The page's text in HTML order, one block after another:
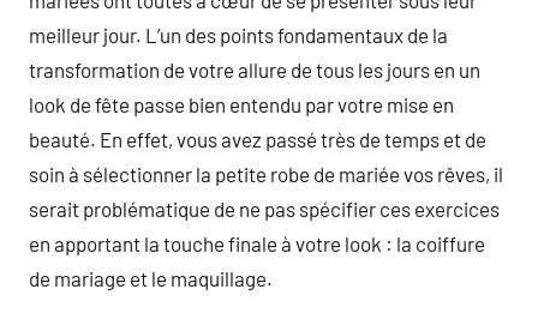
meilleur jour. L’un des points fondamentaux de la
transformation de votre allure de tous les jours en un
look de fête passe bien entendu par votre mise en
beauté. En effet, vous avez passé très de temps et de
soin à sélectionner la petite robe de mariée vos rêves, il
serait problématique de ne pas spécifier ces exercices
en apportant la touche finale à votre look : la coiffure
de mariage et le maquillage.